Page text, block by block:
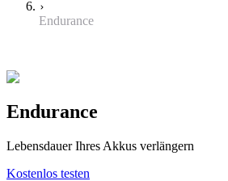
Endurance
Endurance
Lebensdauer Ihres Akkus verlängern
Kostenlos testen